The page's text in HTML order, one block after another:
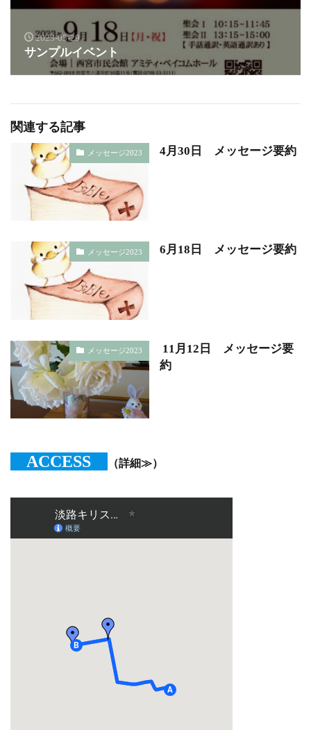
2023-05-29
サンプルイベント
関連する記事
メッセージ2023 4月30日 メッセージ要約
メッセージ2023 6月18日 メッセージ要約
メッセージ2023
11月12日 メッセージ要
約
ACCESS （詳細≫）